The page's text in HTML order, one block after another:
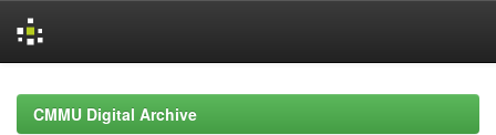
navigationCMMU Digital Archive